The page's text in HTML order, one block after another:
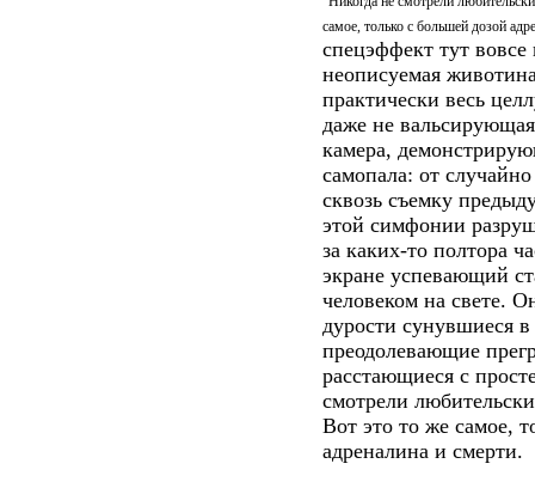
самое, только с большей дозой
спецэффект тут
неописуемая
практически весь
даже не
камера,
самопала: от
сквозь съемку
этой симфонии
за каких-то полтора
экране успевающий
человеком на свете.
дурости сунувшиеся
преодолевающие
расстающиеся с
смотрели
Вот это то же самое,
адреналина и смерти.